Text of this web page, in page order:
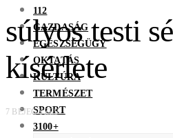
112
GAZDASÁG
EGÉSZSÉGÜGY
OKTATÁS
KULTÚRA
TERMÉSZET
SPORT
3100+
súlyos testi
kísérlete
7 BEJEGYZÉS